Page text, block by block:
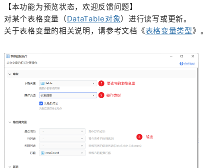
【本功能为预览状态，欢迎反馈问题】
对某个表格变量（DataTable对象）进行读写或更新。
关于表格变量的相关说明，请参考文档《表格变量类型》。